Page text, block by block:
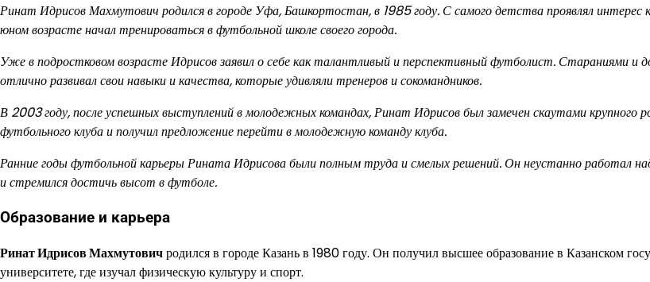
Ринат Идрисов Махмутович родился в городе Уфа, Башкортостан, в 1985 году. С самого детства проявлял интерес
юном возрасте начал тренироваться в футбольной школе своего города.
Уже в подростковом возрасте Идрисов заявил о себе как талантливый и перспективный футболист. Стараниями и
отлично развивал свои навыки и качества, которые удивляли тренеров и сокомандников.
В 2003 году, после успешных выступлений в молодежных командах, Ринат Идрисов был замечен скаутами крупного
футбольного клуба и получил предложение перейти в молодежную команду клуба.
Ранние годы футбольной карьеры Рината Идрисова были полным труда и смелых решений. Он неустанно работал
и стремился достичь высот в футболе.
Образование и карьера
Ринат Идрисов Махмутовичродился в городе Казань в 1980 году. Он получил высшее образование в Казанском
университете, где изучал физическую культуру и спорт.